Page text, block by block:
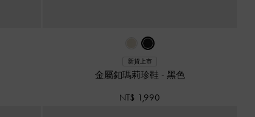
新貨上市
金屬釦瑪莉珍鞋 - 黑色
NT$ 1,990